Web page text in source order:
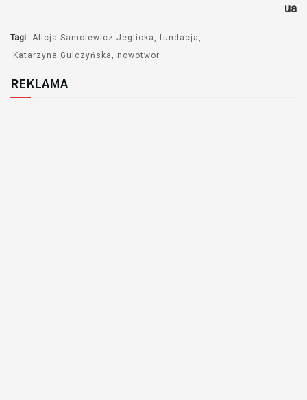
ua
Tagi: Alicja Samolewicz-Jeglicka
fundacja
Katarzyna Gulczyńska
nowotwor
REKLAMA